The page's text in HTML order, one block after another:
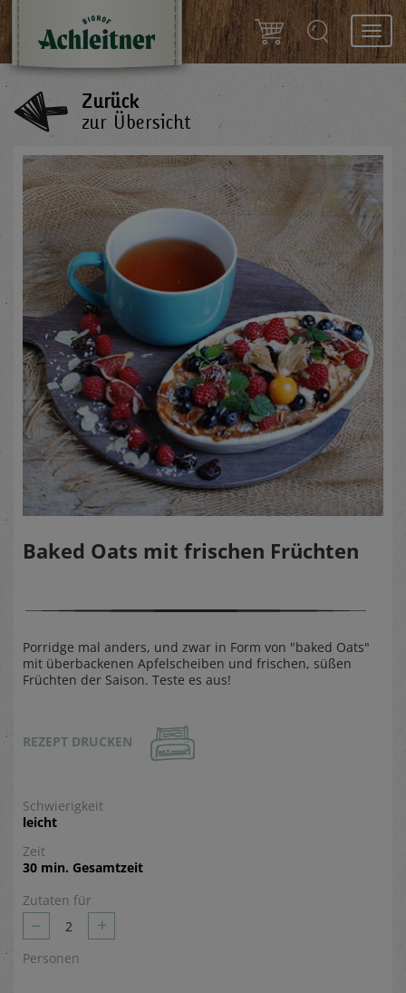
Zurück
zur Übersicht
Baked Oats mit frischen Früchten
Porridge mal anders, und zwar in Form von "baked Oats"
mit überbackenen Apfelscheiben und frischen, süßen
Früchten der Saison. Teste es aus!
REZEPT DRUCKEN
Schwierigkeit
leicht
Zeit
30 min. Gesamtzeit
Zutaten für
– 2 +
Personen